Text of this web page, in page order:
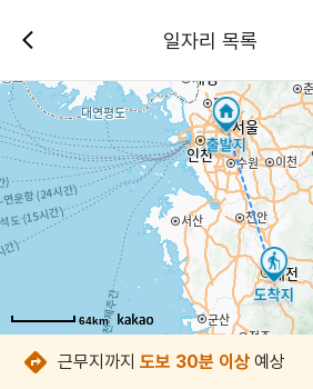
일자리 목록
64km
64km
64km
64km
64km
64km
64km
64km
근무지까지 도보 30분 이상 예상